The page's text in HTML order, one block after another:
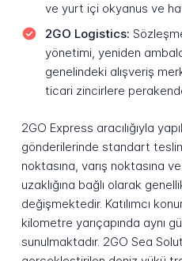
ve yurt içi okyanus ve
2GO Logistics:
yönetimi, yeniden
genelindeki alışveriş
ticari zincirlere perakende
2GO Express aracılığıyla
gönderilerinde standart
noktasına, varış noktasına
uzaklığına bağlı olarak
değişmektedir. Katılımcı
kilometre yarıçapında aynı
sunulmaktadır. 2GO Sea